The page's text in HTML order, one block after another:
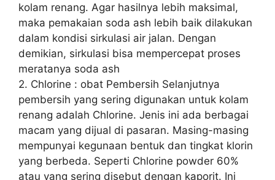
kolam renang. Agar hasilnya lebih maksimal,
maka pemakaian soda ash lebih baik dilakukan
dalam kondisi sirkulasi air jalan. Dengan
demikian, sirkulasi bisa mempercepat proses
meratanya soda ash
2. Chlorine : obat Pembersih Selanjutnya
pembersih yang sering digunakan untuk kolam
renang adalah Chlorine. Jenis ini ada berbagai
macam yang dijual di pasaran. Masing-masing
mempunyai kegunaan bentuk dan tingkat klorin
yang berbeda. Seperti Chlorine powder 60%
atau yang sering disebut dengan kaporit. Ini